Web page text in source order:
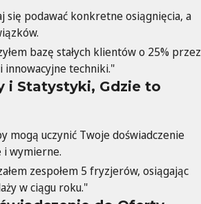
się podawać konkretne osiągnięcia, a
bazę stałych klientów o 25% przez
innowacyjne techniki."
i Statystyki, Gdzie to
mogą uczynić Twoje doświadczenie
wymierne.
zespołem 5 fryzjerów, osiągając
w ciągu roku."